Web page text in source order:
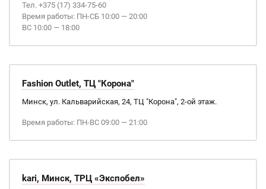
Тел. +375 (17) 334-75-60
Время работы: ПН-СБ 10:00 — 20:00
ВС 10:00 — 18:00
Fashion Outlet, ТЦ "Корона"
Минск, ул. Кальварийская, 24, ТЦ "Корона", 2-ой этаж.
Время работы: ПН-ВС 09:00 — 21:00
kari, Минск, ТРЦ «Экспобел»